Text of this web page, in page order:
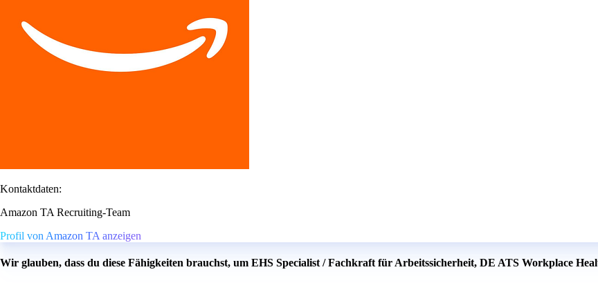
Kontaktdaten:
Amazon TA Recruiting-Team
Profil von Amazon TA anzeigen
Wir glauben, dass du diese Fähigkeiten brauchst, um EHS Specialist / Fachkraft für Arbeitssicherheit, DE ATS Workplace